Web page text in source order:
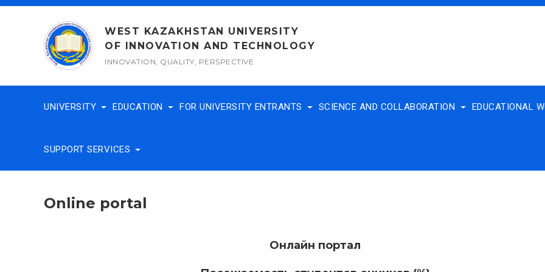
Skip
WEST KAZAKHSTAN UNIVERSITY
OF INNOVATION AND TECHNOLOGY
INNOVATION, QUALITY, PERSPECTIVE
UNIVERSITY EDUCATION FOR UNIVERSITY ENTRANTS SCIENCE AND COLLABORATION EDUCATIONAL
SUPPORT SERVICES
Online portal
Онлайн портал